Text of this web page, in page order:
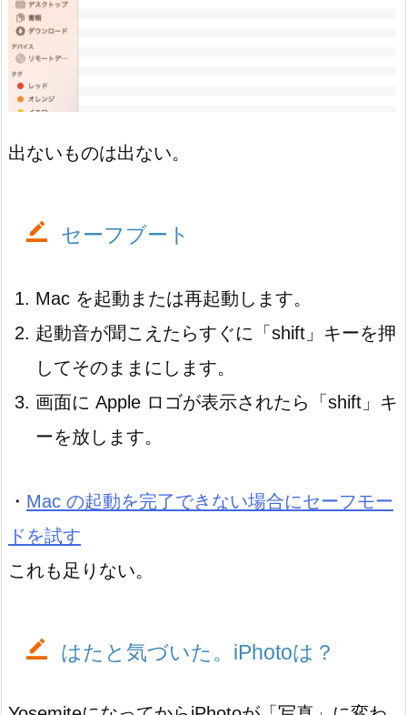
出ないものは出ない。
セーフブート
Mac を起動または再起動します。
起動音が聞こえたらすぐに「shift」キーを押
してそのままにします。
画面に Apple ロゴが表示されたら「shift」キ
ーを放します。
・ Mac の起動を完了できない場合にセーフモー
ドを試す
これも足りない。
はたと気づいた。iPhotoは？